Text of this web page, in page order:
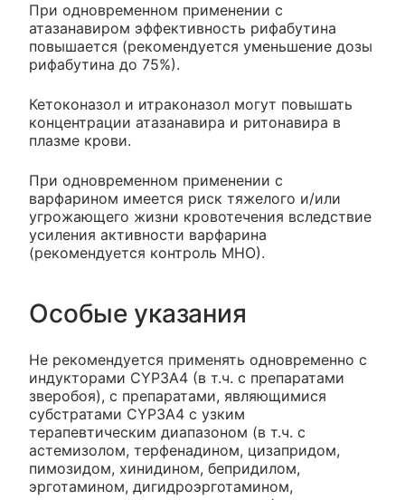
При одновременном применении с
атазанавиром эффективность рифабутина
повышается (рекомендуется уменьшение дозы
рифабутина до 75%).
Кетоконазол и итраконазол могут повышать
концентрации атазанавира и ритонавира в
плазме крови.
При одновременном применении с
варфарином имеется риск тяжелого и/или
угрожающего жизни кровотечения вследствие
усиления активности варфарина
(рекомендуется контроль МНО).
Особые указания
Не рекомендуется применять одновременно с
индукторами CYP3A4 (в т.ч. с препаратами
зверобоя), с препаратами, являющимися
субстратами CYP3A4 с узким
терапевтическим диапазоном (в т.ч. с
астемизолом, терфенадином, цизапридом,
пимозидом, хинидином, бепридилом,
эрготамином, дигидроэрготамином,